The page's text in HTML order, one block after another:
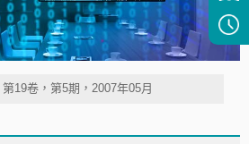
第19卷，第5期，2007年05月